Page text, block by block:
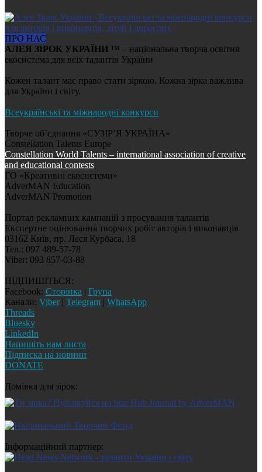
ПРО НАС
АЛЕЯ ЗІРОК УКРАЇНИ ™ – національна творча освітня
екосистема для всіх талантів України
Кожен талант має право стати зіркою. Кожна зірка важлива
для України і світу.
Всеукраїнські та міжнародні конкурси
Творче об’єднання «СУЗІР’Я УКРАЇНА»
Constellation Talents Europe
Constellation World Talents – international association of creative
and educational contests
ГО «Креативні екосистеми»
AdverMAN Education
AdverMAN Promotion
Портал рекламних кампаній з просування талантів
Експертне оцінювання творчих робіт авторів і виконавців
03162 Київ, пр. Леся Курбаса, 18
Тел.: 097 489-57-78
Viber: 093 857-03-88
ПІДПИШІТЬСЯ:
Facebook: Сторінка | Група
Канали: Viber| Telegram | WhatsApp
Threads
Bluesky
LinkedIn
Напишіть нам листа
Підписка на новини
DONATE
Домівка для зірок:
Інформаційний партнер: